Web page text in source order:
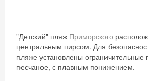
"Детский" пляж Приморского
центральным пирсом. Для
пляже установлены ограничительные
песчаное, с плавным понижением.